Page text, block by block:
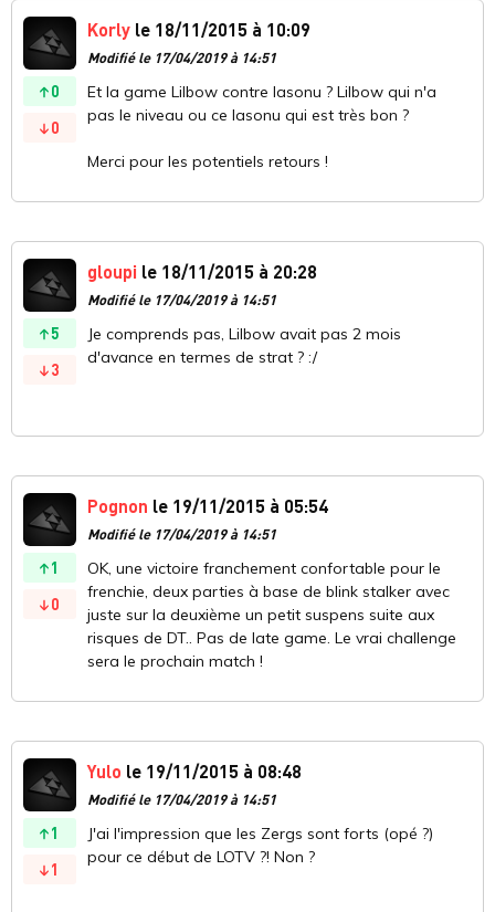
0
0
Korly le 18/11/2015 à 10:09
Modifié le 17/04/2019 à 14:51
Et la game Lilbow contre Iasonu ? Lilbow qui n'a
pas le niveau ou ce Iasonu qui est très bon ?
Merci pour les potentiels retours !
5
3
gloupi le 18/11/2015 à 20:28
Modifié le 17/04/2019 à 14:51
Je comprends pas, Lilbow avait pas 2 mois
d'avance en termes de strat ? :/
1
0
Pognon le 19/11/2015 à 05:54
Modifié le 17/04/2019 à 14:51
OK, une victoire franchement confortable pour le
frenchie, deux parties à base de blink stalker avec
juste sur la deuxième un petit suspens suite aux
risques de DT.. Pas de late game. Le vrai challenge
sera le prochain match !
1
1
Yulo le 19/11/2015 à 08:48
Modifié le 17/04/2019 à 14:51
J'ai l'impression que les Zergs sont forts (opé ?)
pour ce début de LOTV ?! Non ?